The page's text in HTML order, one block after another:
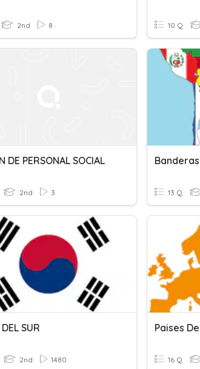
2nd 8 10 Q
DE PERSONAL SOCIAL
2nd 3 13 Q
SUR
2nd 1480
Paises
16 Q